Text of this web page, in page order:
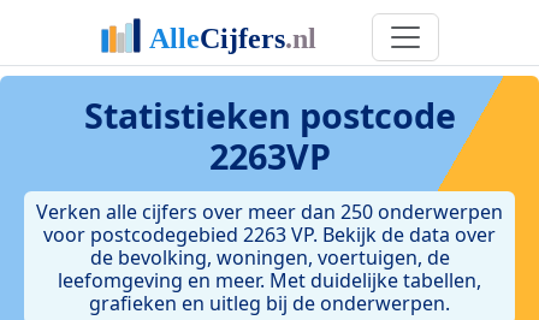
Statistieken postcode
2263VP
Verken alle cijfers over meer dan 250 onderwerpen
voor postcodegebied 2263 VP. Bekijk de data over
de bevolking, woningen, voertuigen, de
leefomgeving en meer. Met duidelijke tabellen,
grafieken en uitleg bij de onderwerpen.